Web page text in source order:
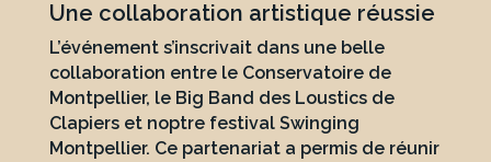
Une collaboration artistique réussie
L’événement s’inscrivait dans une belle
collaboration entre le Conservatoire de
Montpellier, le Big Band des Loustics de
Clapiers et noptre festival Swinging
Montpellier. Ce partenariat a permis de réunir